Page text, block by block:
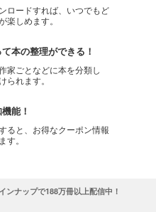
ロードすれば、いつでもど
楽しめます。
本の整理ができる！
家ごとなどに本を分類し
られます。
能！
ると、お得なクーポン情報
す。
ンナップで188万冊以上配信中！